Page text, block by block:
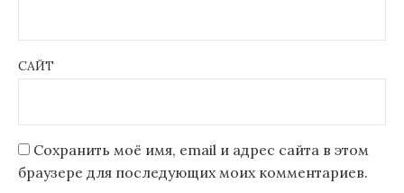
САЙТ
Сохранить моё имя, email и адрес сайта в этом
браузере для последующих моих комментариев.